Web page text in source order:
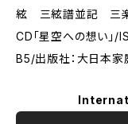
絃 三絃譜並記 三
CD「星空への想い
B5/出版社：大日本